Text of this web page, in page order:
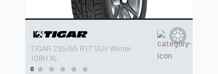
TIGAR 235/65 R17 SUV Winter
108H XL
0